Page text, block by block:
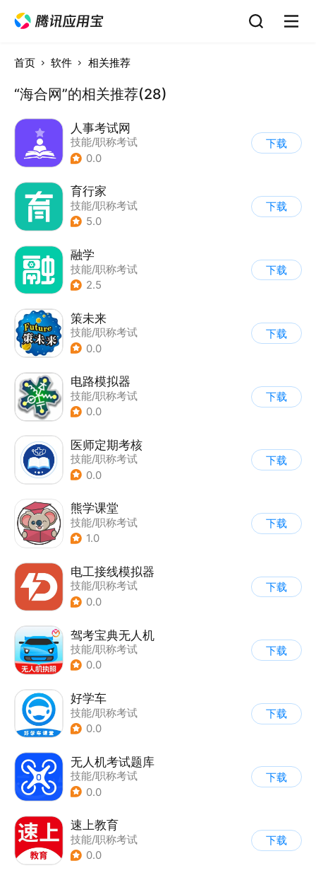
首页 软件 相关推荐
“海合网”的相关推荐(28)
人事考试网
技能/职称考试
0.0
下载
育行家
技能/职称考试
5.0
下载
融学
技能/职称考试
2.5
下载
策未来
技能/职称考试
0.0
下载
电路模拟器
技能/职称考试
0.0
下载
医师定期考核
技能/职称考试
0.0
下载
熊学课堂
技能/职称考试
1.0
下载
电工接线模拟器
技能/职称考试
0.0
下载
驾考宝典无人机
技能/职称考试
0.0
下载
好学车
技能/职称考试
0.0
下载
无人机考试题库
技能/职称考试
0.0
下载
速上教育
技能/职称考试
0.0
下载